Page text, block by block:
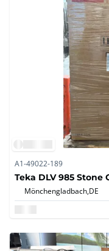
A1-49022-189
Teka DLV 985 Stone
Mönchengladbach,DE